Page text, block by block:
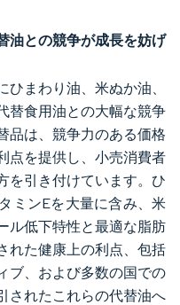
油との競争が成長を妨げ
まわり油、米ぬか油、
替食用油との大幅な競争
品は、競争力のある価格
点を提供し、小売消費者
を引き付けています。ひ
ミンEを大量に含み、米
ル低下特性と最適な脂肪
れた健康上の利点、包括
ブ、および多数の国での
されたこれらの代替油へ